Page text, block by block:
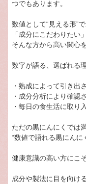
つでもあります。
数値として“見える形”
「成分にこだわりたい
そんな方から高い関心
数字が語る、選ばれる
・熟成によって引き出
・成分分析により確認
・毎日の食生活に取り
ただの黒にんにくでは
“数値で語れる黒にんに
健康意識の高い方にこ
成分や製法に目を向け